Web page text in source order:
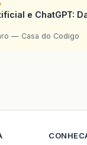
e ChatGPT:
— Casa do Codigo